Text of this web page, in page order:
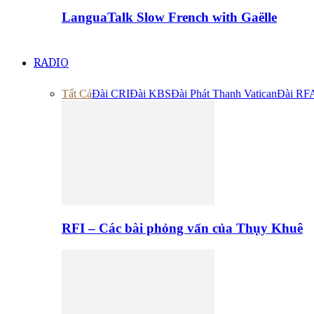
LanguaTalk Slow French with Gaëlle
RADIO
Tất CảĐài CRIĐài KBSĐài Phát Thanh VaticanĐài
RFI – Các bài phỏng vấn của Thụy Khuê